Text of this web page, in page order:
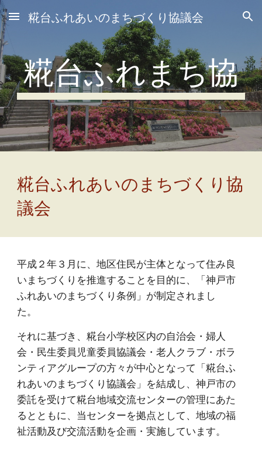
Skip to main content Skip to navigation
糀台ふれあいのまちづくり協議会
糀台ふれまち協
糀台ふれあいのまちづくり協
議会
平成２年３月に、地区住民が主体となって住み良
いまちづくりを推進することを目的に、「神戸市
ふれあいのまちづくり条例」が制定されまし
た。
それに基づき、糀台小学校区内の自治会・婦人
会・民生委員児童委員協議会・老人クラブ・ボラ
ンティアグループの方々が中心となって「糀台ふ
れあいのまちづくり協議会」を結成し、神戸市の
委託を受けて糀台地域交流センターの管理にあた
るとともに、当センターを拠点として、地域の福
祉活動及び交流活動を企画・実施しています。